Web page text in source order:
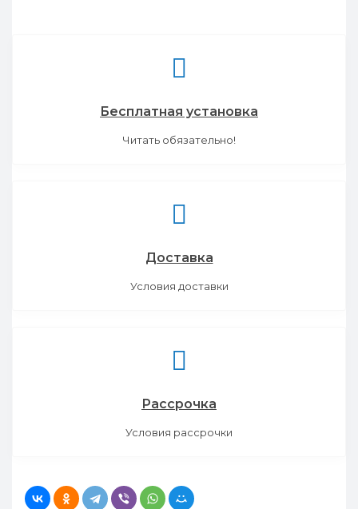
Бесплатная установка
Читать обязательно!
Доставка
Условия доставки
Рассрочка
Условия рассрочки